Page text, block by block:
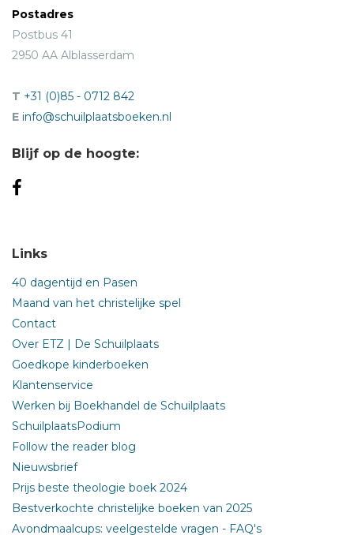
Postadres
Postbus 41
2950 AA Alblasserdam
T +31 (0)85 - 0712 842
E info@schuilplaatsboeken.nl
Blijf op de hoogte:
Links
40 dagentijd en Pasen
Maand van het christelijke spel
Contact
Over ETZ | De Schuilplaats
Goedkope kinderboeken
Klantenservice
Werken bij Boekhandel de Schuilplaats
SchuilplaatsPodium
Follow the reader blog
Nieuwsbrief
Prijs beste theologie boek 2024
Bestverkochte christelijke boeken van 2025
Avondmaalcups: veelgestelde vragen - FAQ's